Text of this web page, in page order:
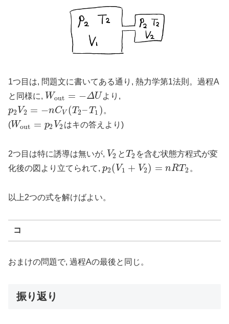
1つ目は, 問題文に書いてある通り, 熱力学第1法則。過程A
と同様に, Wout = −ΔU
Wout= −Δ U より,
p2 V2 = −nCV (T2–T1 )
p2 V2 =−n CV(T2–T1)
。
(Wout = p2 V2
Wout= p2 V2 はキの答えより)
2つ目は特に誘導は無いが, V2
V2 とT2
T2 を含む状態方程式が変
化後の図より立てられて, p2(V1 + V2) = nRT2
p2( V1 +V2 )=n RT 2 。
以上2つの式を解けばよい。
コ
おまけの問題で, 過程Aの最後と同じ。
振り返り